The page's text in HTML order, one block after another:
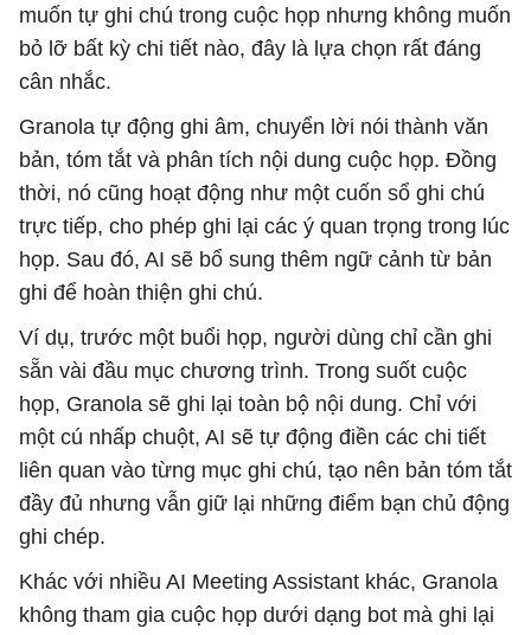
muốn tự ghi chú trong cuộc họp nhưng không muốn
bỏ lỡ bất kỳ chi tiết nào, đây là lựa chọn rất đáng
cân nhắc.
Granola tự động ghi âm, chuyển lời nói thành văn
bản, tóm tắt và phân tích nội dung cuộc họp. Đồng
thời, nó cũng hoạt động như một cuốn sổ ghi chú
trực tiếp, cho phép ghi lại các ý quan trọng trong lúc
họp. Sau đó, AI sẽ bổ sung thêm ngữ cảnh từ bản
ghi để hoàn thiện ghi chú.
Ví dụ, trước một buổi họp, người dùng chỉ cần ghi
sẵn vài đầu mục chương trình. Trong suốt cuộc
họp, Granola sẽ ghi lại toàn bộ nội dung. Chỉ với
một cú nhấp chuột, AI sẽ tự động điền các chi tiết
liên quan vào từng mục ghi chú, tạo nên bản tóm tắt
đầy đủ nhưng vẫn giữ lại những điểm bạn chủ động
ghi chép.
Khác với nhiều AI Meeting Assistant khác, Granola
không tham gia cuộc họp dưới dạng bot mà ghi lại